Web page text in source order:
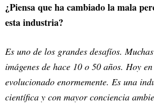
¿Piensa que ha cambiado la mala
esta industria?
Es uno de los grandes desafíos.
imágenes de hace 10 o 50 años. Hoy
evolucionado enormemente. Es una
científica y con mayor conciencia